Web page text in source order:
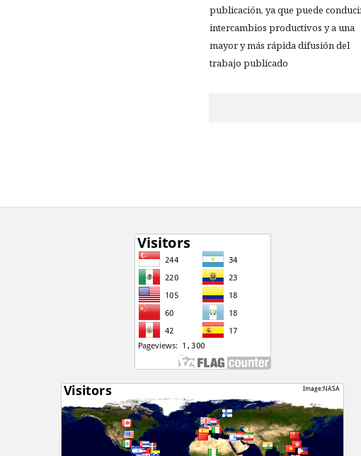
publicación, ya que puede
intercambios productivos y a una
mayor y más rápida difusión del
trabajo publicado